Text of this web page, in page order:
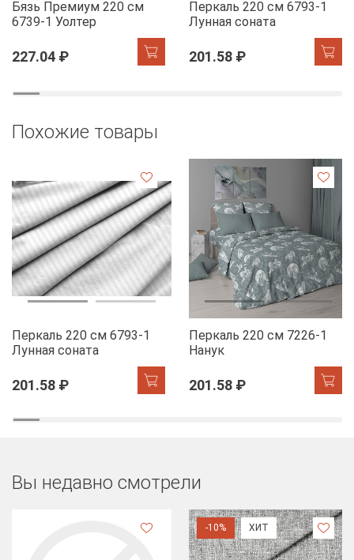
Бязь Премиум 220 см
6739-1 Уолтер
227.04 ₽
Перкаль 220 см 6793-1
Лунная соната
201.58 ₽
Похожие товары
Перкаль 220 см 6793-1
Лунная соната
201.58 ₽
Перкаль 220 см 7226-1
Нанук
201.58 ₽
Вы недавно смотрели
-10% ХИТ